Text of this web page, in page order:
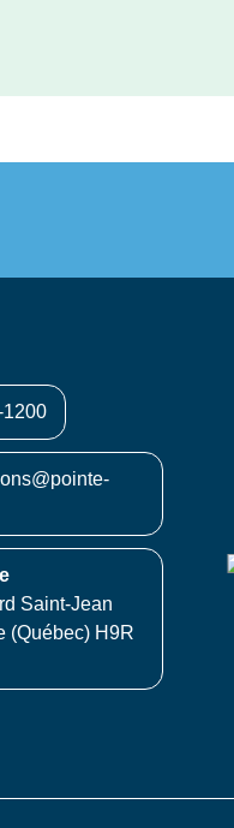
Saint-Jean
(Québec) H9R